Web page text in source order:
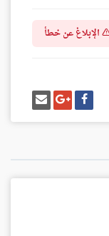
الإبلاغ عن خطأ
شارك
على
فيسبوك
شارك
على
غوغل
بلس
إرسل
إيميل